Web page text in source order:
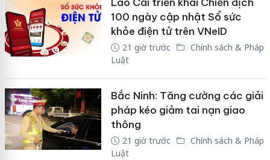
100 ngày cập nhật Sổ sức
khỏe điện tử trên VNeID
21 giờ trước
Chính sách & Pháp
Luật
Bắc Ninh: Tăng cường các giải
pháp kéo giảm tai nạn giao
thông
21 giờ trước
Chính sách & Pháp
Luật